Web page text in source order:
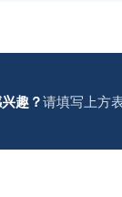
趣？请填写上方